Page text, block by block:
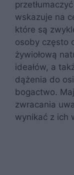
wskazuje na
które są
osoby często
żywiołową
ideałów, a
dążenia do
bogactwo.
zwracania
wynikać z ich